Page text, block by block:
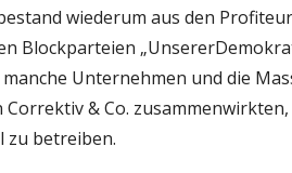
wiederum aus den
Blockparteien
Unternehmen und die
& Co. zusammenwirkten,
zu betreiben.